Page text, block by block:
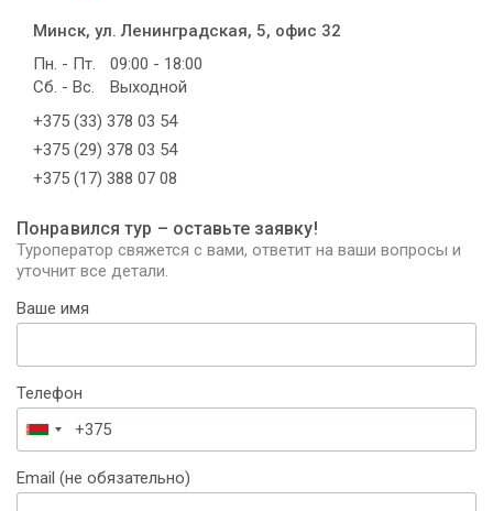
Минск, ул. Ленинградская, 5, офис 32
Пн. - Пт.
09:00 - 18:00
Сб. - Вс.
Выходной
+375 (33) 378 03 54
+375 (29) 378 03 54
+375 (17) 388 07 08
Понравился тур – оставьте заявку!
Туроператор свяжется с вами, ответит на ваши вопросы и
уточнит все детали.
Ваше имя
Телефон
Беларусь
+375
Email (не обязательно)